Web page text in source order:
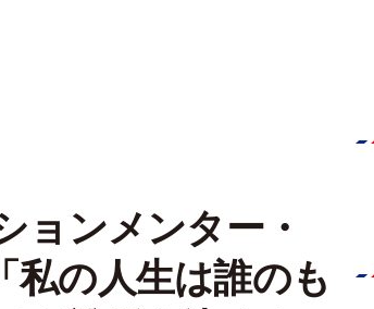
ョンメンター・
私の人生は誰のも